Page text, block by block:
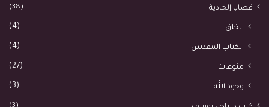
قضايا إلحادية (38)
الخلق (4)
الكتاب المقدس (4)
منوعات (27)
وجود الله (3)